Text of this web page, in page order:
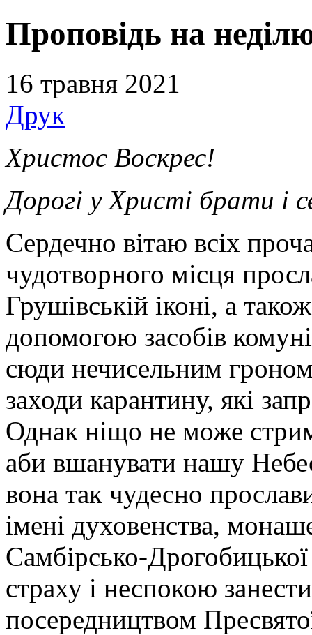
Проповідь на
16 травня 2021
Друк
Христос Воскрес!
Дорогі у Христі брати і
Сердечно вітаю всіх
чудотворного місця
Грушівській іконі, а
допомогою засобів
сюди нечисельним
заходи карантину, які
Однак ніщо не може
аби вшанувати нашу
вона так чудесно
імені духовенства,
Самбірсько-
страху і неспокою
посередництвом